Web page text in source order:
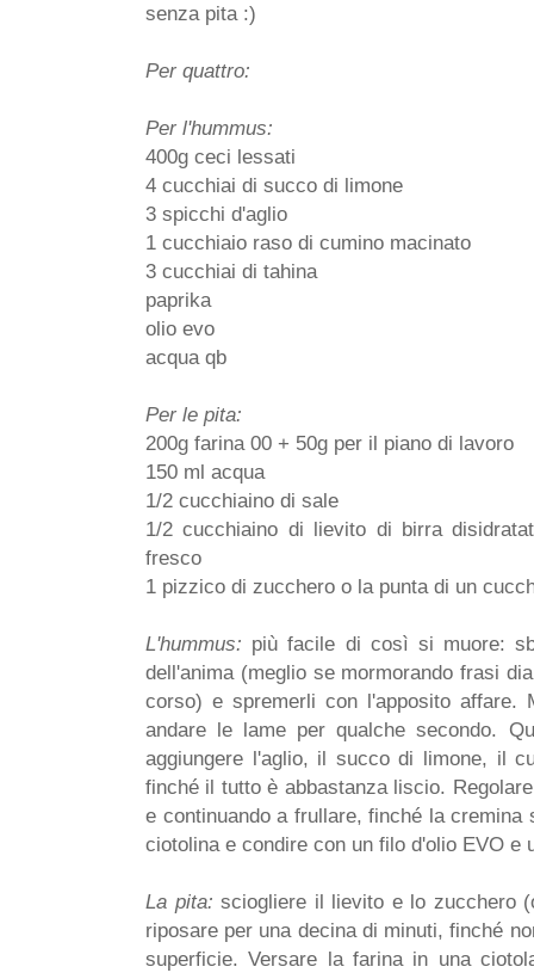
senza pita :)
Per quattro:
Per l'hummus:
400g ceci lessati
4 cucchiai di succo di limone
3 spicchi d'aglio
1 cucchiaio raso di cumino macinato
3 cucchiai di tahina
paprika
olio evo
acqua qb
Per le pita:
200g farina 00 + 50g per il piano di lavoro
150 ml acqua
1/2 cucchiaino di sale
1/2 cucchiaino di lievito di birra
fresco
1 pizzico di zucchero o la punta di un
L'hummus: più facile di così si muore:
dell'anima (meglio se mormorando frasi
corso) e spremerli con l'apposito
andare le lame per qualche secondo.
aggiungere l'aglio, il succo di limone, il
finché il tutto è abbastanza liscio.
e continuando a frullare, finché la
ciotolina e condire con un filo d'olio EVO
La pita: sciogliere il lievito e lo zucchero
riposare per una decina di minuti, finché
superficie. Versare la farina in una